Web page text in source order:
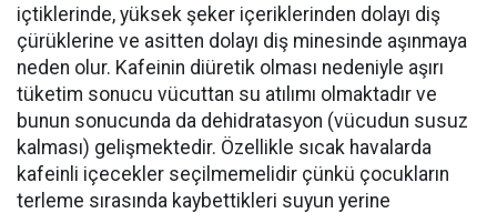
içtiklerinde, yüksek şeker içeriklerinden dolayı diş
çürüklerine ve asitten dolayı diş minesinde aşınmaya
neden olur. Kafeinin diüretik olması nedeniyle aşırı
tüketim sonucu vücuttan su atılımı olmaktadır ve
bunun sonucunda da dehidratasyon (vücudun susuz
kalması) gelişmektedir. Özellikle sıcak havalarda
kafeinli içecekler seçilmemelidir çünkü çocukların
terleme sırasında kaybettikleri suyun yerine